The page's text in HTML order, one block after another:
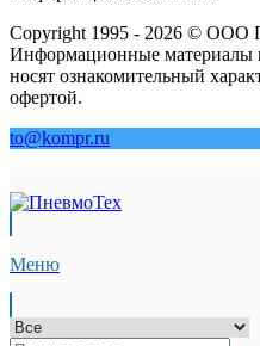
Copyright 1995 - 2026 © ООО
Информационные материалы
носят ознакомительный
офертой.
to@kompr.ru
Меню